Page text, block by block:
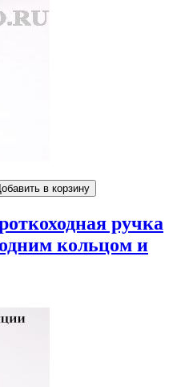
ручка
одним кольцом и